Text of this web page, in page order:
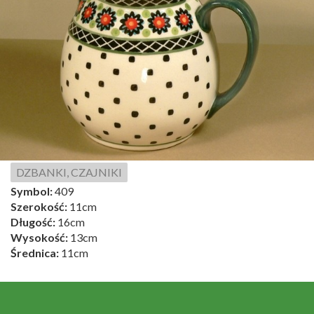
DZBANKI, CZAJNIKI
Symbol:409
Szerokość: 11cm
Długość: 16cm
Wysokość: 13cm
Średnica: 11cm